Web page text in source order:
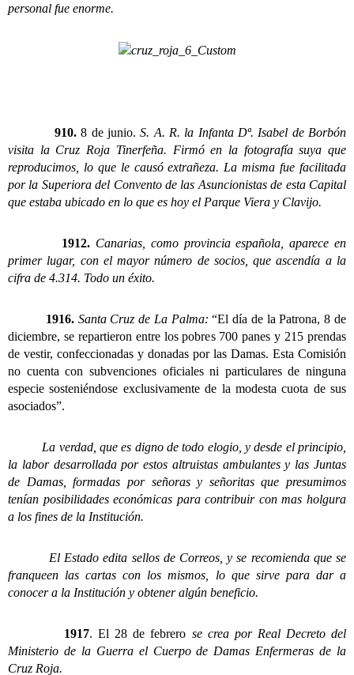
personal fue enorme.
910.8 de junio.S. A. R. la Infanta Dª. Isabel de Borbón
visita la Cruz Roja Tinerfeña. Firmó en la fotografía suya que
reproducimos, lo que le causó extrañeza. La misma fue facilitada
por la Superiora del Convento de las Asuncionistas de esta Capital
que estaba ubicado en lo que es hoy el Parque Viera y Clavijo.
1912. Canarias, como provincia española, aparece en
primer lugar, con el mayor número de socios, que ascendía a la
cifra de 4.314. Todo un éxito.
1916.Santa Cruz de La Palma:“El día de la Patrona, 8 de
diciembre, se repartieron entre los pobres 700 panes y 215 prendas
de vestir, confeccionadas y donadas por las Damas. Esta Comisión
no cuenta con subvenciones oficiales ni particulares de ninguna
especie sosteniéndose exclusivamente de la modesta cuota de sus
asociados”.
La verdad, que es digno de todo elogio, y desde el principio,
la labor desarrollada por estos altruistas ambulantes y las Juntas
de Damas, formadas por señoras y señoritas que presumimos
tenían posibilidades económicas para contribuir con mas holgura
a los fines de la Institución.
El Estado edita sellos de Correos, y se recomienda que se
franqueen las cartas con los mismos, lo que sirve para dar a
conocer a la Institución y obtener algún beneficio.
1917. El 28 de febrero se crea por Real Decreto del
Ministerio de la Guerra el Cuerpo de Damas Enfermeras de la
Cruz Roja.